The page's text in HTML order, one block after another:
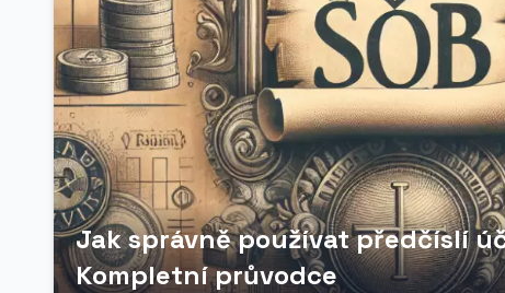
Jak správně používat předčíslí
Kompletní průvodce